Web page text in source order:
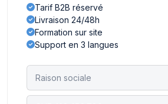
Tarif B2B réservé
Livraison 24/48h
Formation sur site
Support en 3 langues